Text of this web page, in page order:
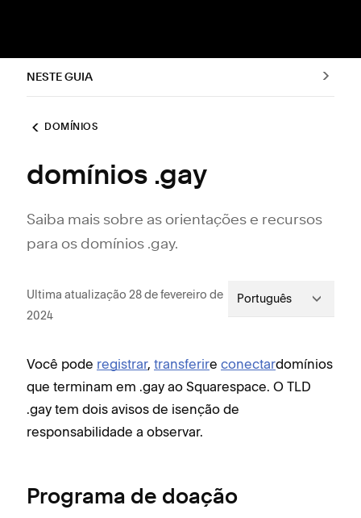
NESTE GUIA
DOMÍNIOS
domínios .gay
Saiba mais sobre as orientações e recursos
para os domínios .gay.
Ultima atualização 28 de fevereiro de
2024
Português
Você pode registrar, transferire conectardomínios
que terminam em .gay ao Squarespace. O TLD
.gay tem dois avisos de isenção de
responsabilidade a observar.
Programa de doação